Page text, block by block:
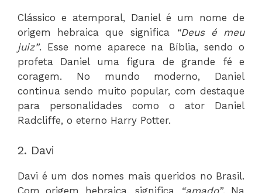
Clássico e atemporal, Daniel é um nome de
origem hebraica que significa
“Deus é meu
juiz”. Esse nome aparece na Bíblia, sendo o
profeta Daniel uma figura de grande fé e
coragem. No mundo moderno, Daniel
continua sendo muito popular, com destaque
para personalidades como o ator Daniel
Radcliffe, o eterno Harry Potter.
2. Davi
Davi é um dos nomes mais queridos no Brasil.
Com origem hebraica, significa
“amado”. Na